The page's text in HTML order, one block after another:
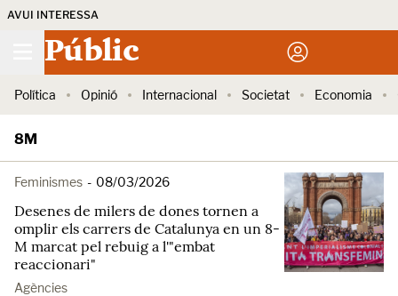
AVUI INTERESSA
Públic
Política Opinió Internacional Societat Economia
8M
Feminismes - 08/03/2026
Desenes de milers de dones tornen a
omplir els carrers de Catalunya en un 8-
M marcat pel rebuig a l'"embat
reaccionari"
Agències